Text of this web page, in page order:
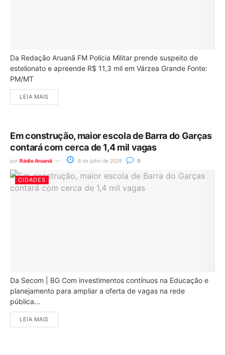
Da Redação Aruanã FM Polícia Militar prende suspeito de
estelionato e apreende R$ 11,3 mil em Várzea Grande Fonte:
PM/MT
LEIA MAIS
Em construção, maior escola de Barra do Garças
contará com cerca de 1,4 mil vagas
por Rádio Aruanã 8 de julho de 2026 0
CIDADES
Da Secom | BG Com investimentos contínuos na Educação e
planejamento para ampliar a oferta de vagas na rede
pública...
LEIA MAIS